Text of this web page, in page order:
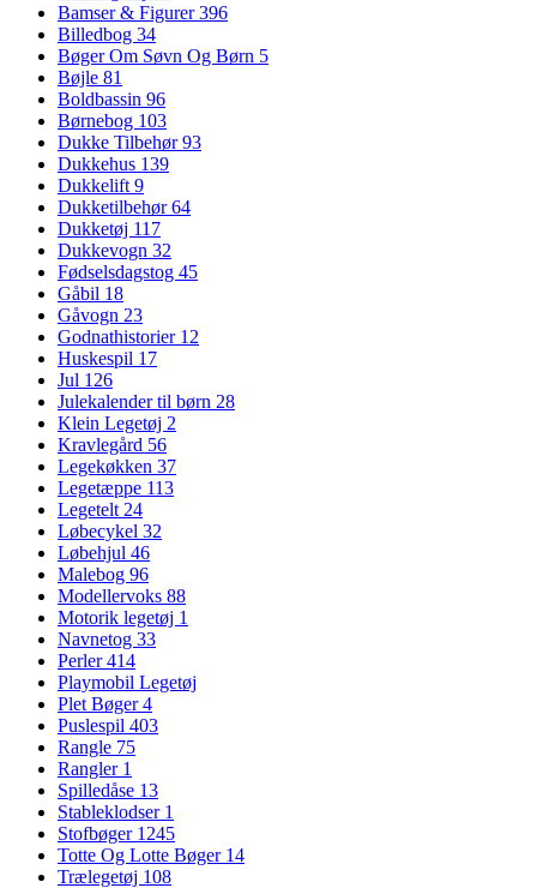
Bamser & Figurer396
Billedbog 34
Bøger Om Søvn Og Børn 5
Bøjle 81
Boldbassin 96
Børnebog 103
Dukke Tilbehør93
Dukkehus 139
Dukkelift 9
Dukketilbehør64
Dukketøj 117
Dukkevogn 32
Fødselsdagstog 45
Gåbil 18
Gåvogn 23
Godnathistorier 12
Huskespil 17
Jul 126
Julekalender til børn 28
Klein Legetøj 2
Kravlegård 56
Legekøkken 37
Legetæppe 113
Legetelt 24
Løbecykel 32
Løbehjul 46
Malebog 96
Modellervoks 88
Motorik legetøj 1
Navnetog 33
Perler414
Playmobil Legetøj
Plet Bøger4
Puslespil 403
Rangle 75
Rangler 1
Spilledåse 13
Stableklodser 1
Stofbøger 1245
Totte Og Lotte Bøger 14
Trælegetøj 108